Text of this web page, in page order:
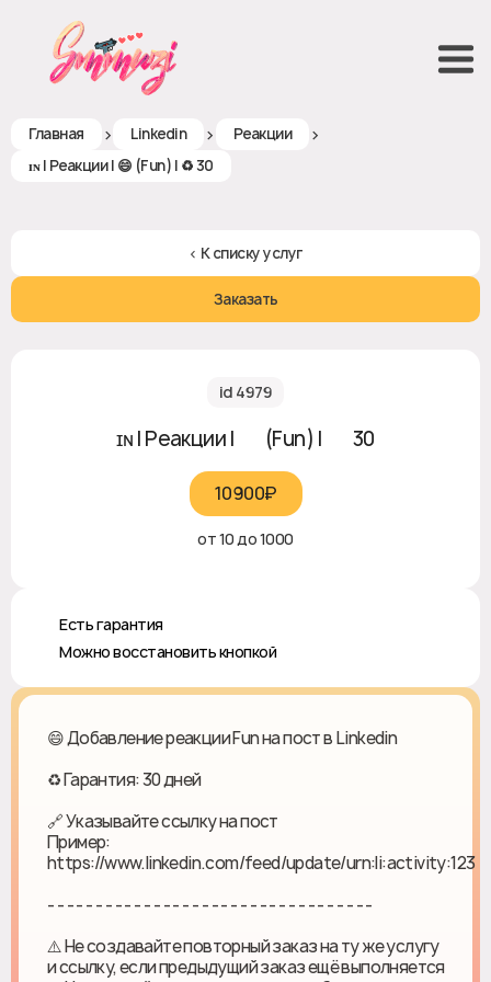
Главная > Linkedin > Реакции >
ɪɴ | Реакции | 😄 (Fun) | ♻ 30
< К списку услуг
Заказать
id 4979
ɪɴ | Реакции | 😄 (Fun) | ♻ 30
10900₽‎
от 10 до 1000
♻️ Есть гарантия
✅ Можно восстановить кнопкой
😄 Добавление реакции Fun на пост в Linkedin
♻ Гарантия: 30 дней
🔗 Указывайте ссылку на пост
Пример:
https://www.linkedin.com/feed/update/urn:li:activity:123
- - - - - - - - - - - - - - - - - - - - - - - - - - - - - - - - - -
⚠️ Не создавайте повторный заказ на ту же услугу
и ссылку, если предыдущий заказ ещё выполняется